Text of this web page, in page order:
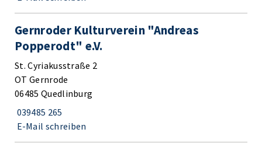
Gernroder Kulturverein "Andreas
Popperodt" e.V.
St. Cyriakusstraße 2
OT Gernrode
06485 Quedlinburg
039485 265
E-Mail schreiben